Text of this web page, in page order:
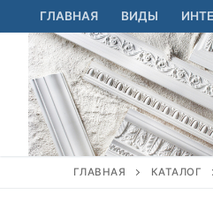
Перейти
к
содержимому
ГЛАВНАЯ ВИДЫ
ГЛАВНАЯ КАТАЛОГ